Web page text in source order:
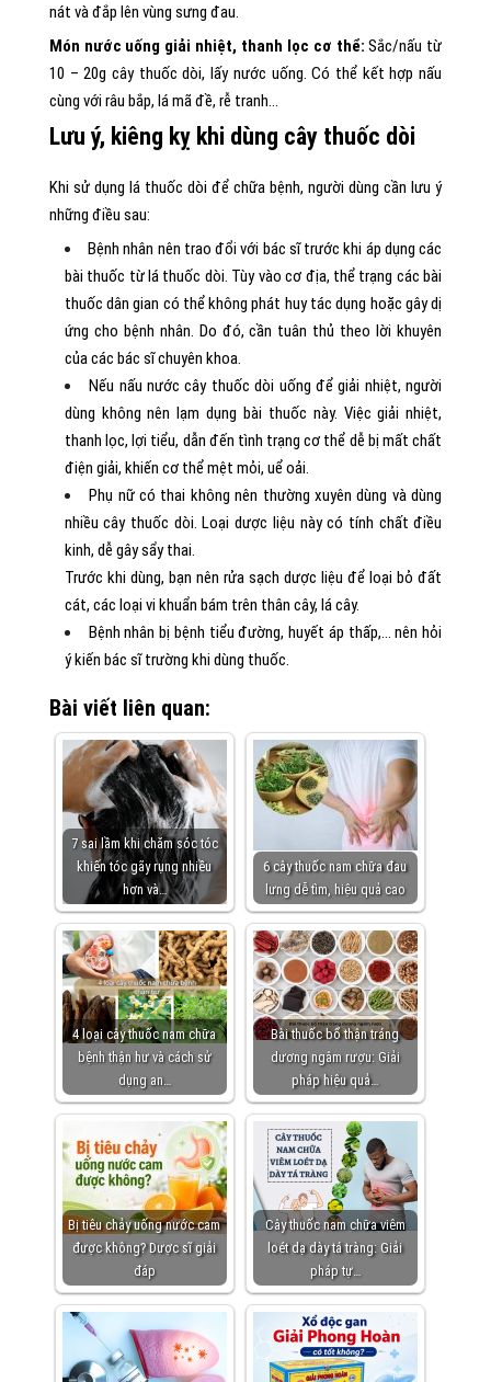
nát và đắp lên vùng sưng đau.
Món nước uống giải nhiệt, thanh lọc cơ thể: Sắc/nấu từ
10 – 20g cây thuốc dòi, lấy nước uống. Có thể kết hợp nấu
cùng với râu bắp, lá mã đề, rễ tranh…
Lưu ý, kiêng kỵ khi dùng cây thuốc dòi
Khi sử dụng lá thuốc dòi để chữa bệnh, người dùng cần lưu ý
những điều sau:
Bệnh nhân nên trao đổi với bác sĩ trước khi áp dụng các
bài thuốc từ lá thuốc dòi. Tùy vào cơ địa, thể trạng các bài
thuốc dân gian có thể không phát huy tác dụng hoặc gây dị
ứng cho bệnh nhân. Do đó, cần tuân thủ theo lời khuyên
của các bác sĩ chuyên khoa.
Nếu nấu nước cây thuốc dòi uống để giải nhiệt, người
dùng không nên lạm dụng bài thuốc này. Việc giải nhiệt,
thanh lọc, lợi tiểu, dẫn đến tình trạng cơ thể dễ bị mất chất
điện giải, khiến cơ thể mệt mỏi, uể oải.
Phụ nữ có thai không nên thường xuyên dùng và dùng
nhiều cây thuốc dòi. Loại dược liệu này có tính chất điều
kinh, dễ gây sẩy thai.
Trước khi dùng, bạn nên rửa sạch dược liệu để loại bỏ đất
cát, các loại vi khuẩn bám trên thân cây, lá cây.
Bệnh nhân bị bệnh tiểu đường, huyết áp thấp,… nên hỏi
ý kiến bác sĩ trường khi dùng thuốc.
Bài viết liên quan:
7 sai lầm khi chăm sóc tóc
khiến tóc gãy rụng nhiều
hơn và…
6 cây thuốc nam chữa đau
lưng dễ tìm, hiệu quả cao
4 loại cây thuốc nam chữa
bệnh thận hư và cách sử
dụng an…
Bài thuốc bổ thận tráng
dương ngâm rượu: Giải
pháp hiệu quả…
Bị tiêu chảy uống nước cam
được không? Dược sĩ giải
đáp
Cây thuốc nam chữa viêm
loét dạ dày tá tràng: Giải
pháp tự…